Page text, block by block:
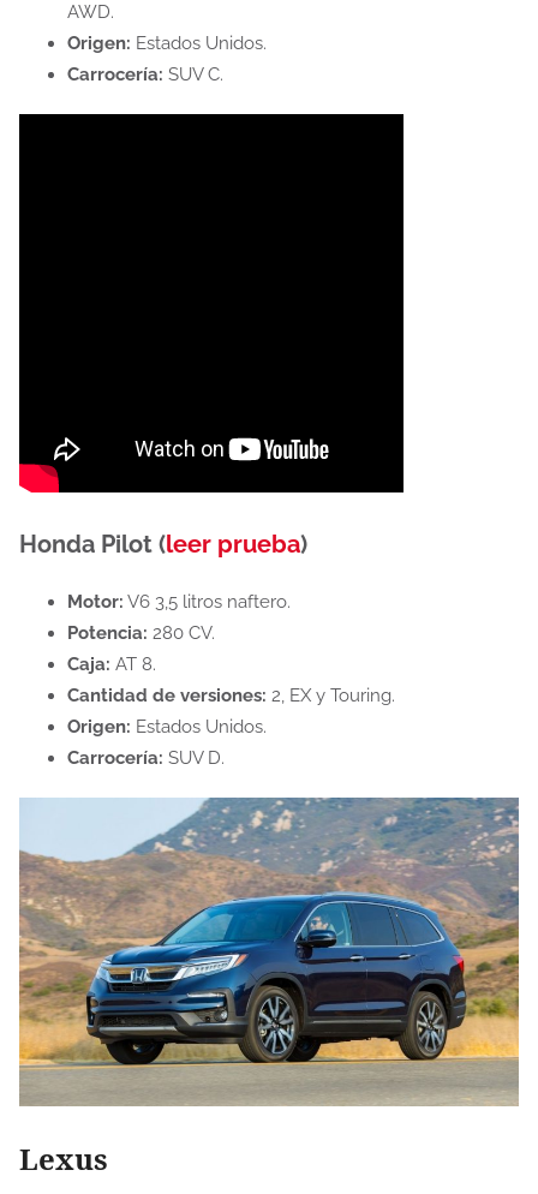
AWD.
Origen: Estados Unidos.
Carrocería: SUV C.
Honda Pilot (leer prueba)
Motor: V6 3,5 litros naftero.
Potencia: 280 CV.
Caja: AT 8.
Cantidad de versiones: 2, EX y Touring.
Origen: Estados Unidos.
Carrocería: SUV D.
Lexus